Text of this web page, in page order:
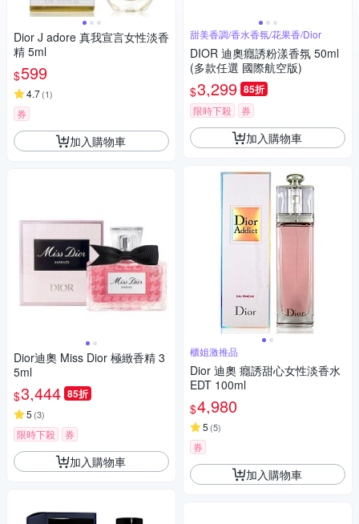
Dior J adore 真我宣言女性淡香
精 5ml
$599
4.7(1)
券
加入購物車
Dior迪奧 Miss Dior 極緻香精 3
5ml
$3,444 85折
5 (3)
限時下殺 券
加入購物車
甜美香調/香水香氛/花果香/Dior
DIOR 迪奧癮誘粉漾香氛 50ml
(多款任選 國際航空版)
$3,299 85折
限時下殺 券
加入購物車
櫃姐激推品
Dior 迪奧 癮誘甜心女性淡香水
EDT 100ml
$4,980
5 (5)
券
加入購物車